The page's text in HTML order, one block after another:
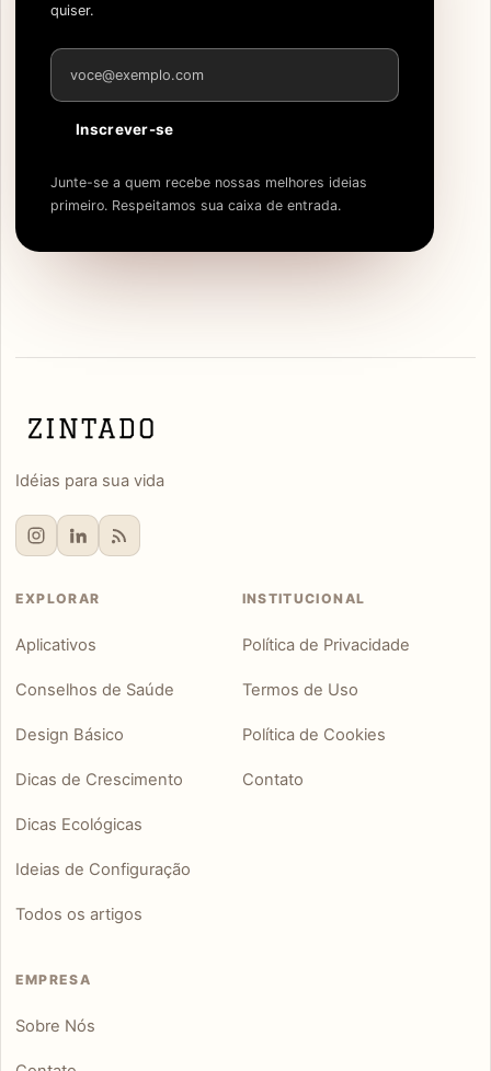
quiser.
Endereço de e-mail
Inscrever-se
Junte-se a quem recebe nossas melhores ideias
primeiro. Respeitamos sua caixa de entrada.
Idéias para sua vida
EXPLORAR
Aplicativos
Conselhos de Saúde
Design Básico
Dicas de Crescimento
Dicas Ecológicas
Ideias de Configuração
Todos os artigos
INSTITUCIONAL
Política de Privacidade
Termos de Uso
Política de Cookies
Contato
EMPRESA
Sobre Nós